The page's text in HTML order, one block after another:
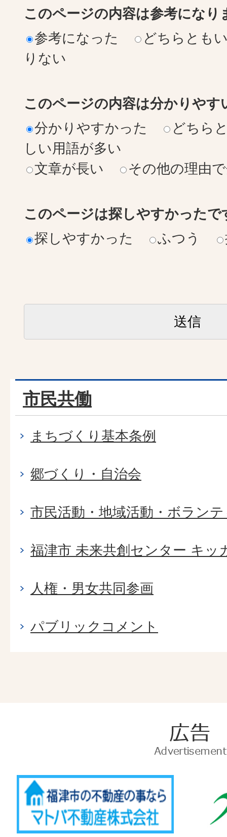
このページの内容は参考になり
参考になった
どちらとも
りない
このページの内容は分かりやす
分かりやすかった
どちら
しい用語が多い
文章が長い
その他の理由
このページは探しやすかったで
探しやすかった
ふつう
市民共働
まちづくり基本条例
郷づくり・自治会
市民活動・地域活動・ボラン
福津市 未来共創センター キッ
人権・男女共同参画
パブリックコメント
告